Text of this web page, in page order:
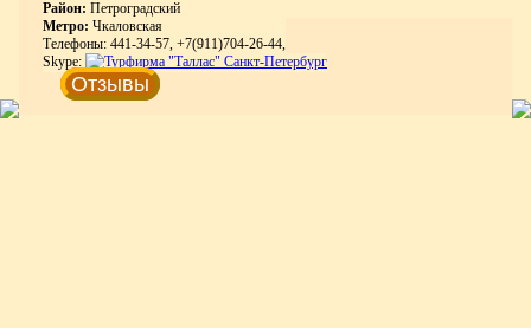
Район: Петроградский
Метро: Чкаловская
Телефоны: 441-34-57, +7(911)704-26-44,
Skype:
Отзывы